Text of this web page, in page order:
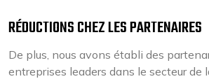
RÉDUCTIONS CHEZ LES PARTENAIRES
De plus, nous avons établi des
entreprises leaders dans le secteur de